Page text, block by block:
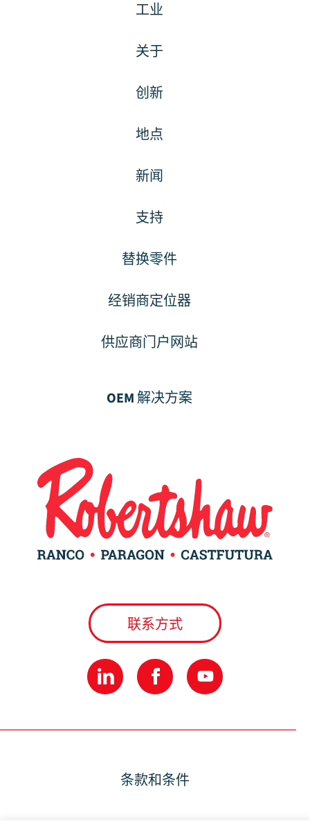
工业
关于
创新
地点
新闻
支持
替换零件
经销商定位器
供应商门户网站
OEM 解决方案
联系方式
条款和条件